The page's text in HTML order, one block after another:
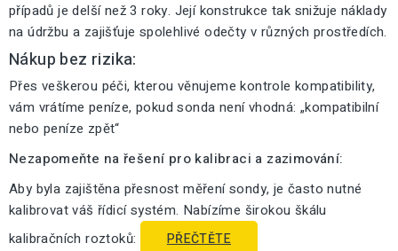
případů je delší než 3 roky. Její konstrukce tak snižuje náklady
na údržbu a zajišťuje spolehlivé odečty v různých prostředích.
Nákup bez rizika:
Přes veškerou péči, kterou věnujeme kontrole kompatibility,
vám vrátíme peníze, pokud sonda není vhodná: „kompatibilní
nebo peníze zpět“
Nezapomeňte na řešení pro kalibraci a zazimování:
Aby byla zajištěna přesnost měření sondy, je často nutné
kalibrovat váš řídicí systém. Nabízíme širokou škálu
kalibračních roztoků:
PŘEČTĚTE